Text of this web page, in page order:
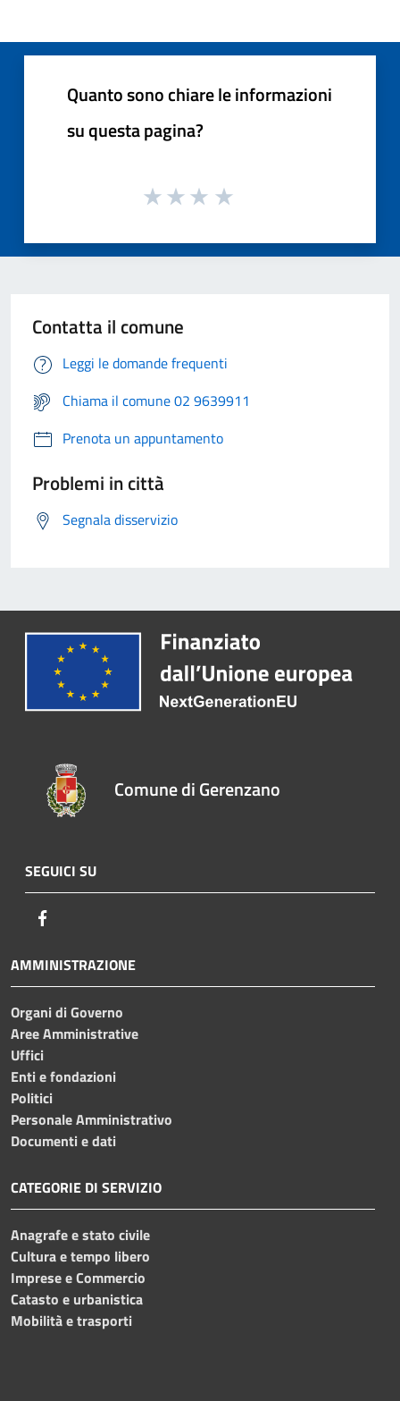
Quanto sono chiare le informazioni
su questa pagina?
Contatta il comune
Leggi le domande frequenti
Chiama il comune 02 9639911
Prenota un appuntamento
Problemi in città
Segnala disservizio
Comune di Gerenzano
SEGUICI SU
AMMINISTRAZIONE
Organi di Governo
Aree Amministrative
Uffici
Enti e fondazioni
Politici
Personale Amministrativo
Documenti e dati
CATEGORIE DI SERVIZIO
Anagrafe e stato civile
Cultura e tempo libero
Imprese e Commercio
Catasto e urbanistica
Mobilità e trasporti